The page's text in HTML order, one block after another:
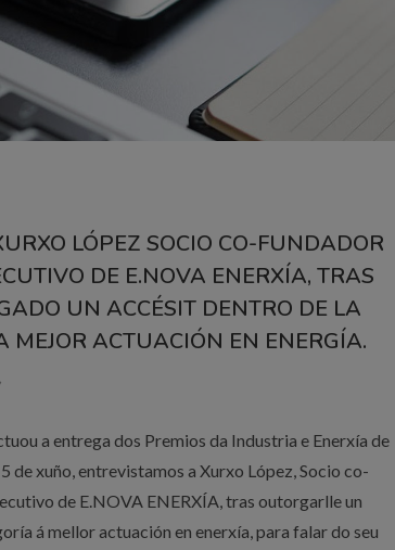
LÓPEZ SOCIO CO-FUNDADOR
DE E.NOVA ENERXÍA, TRAS
UN ACCÉSIT DENTRO DE LA
MEJOR ACTUACIÓN EN ENERGÍA.
a entrega dos Premios da Industria e Enerxía de
de xuño, entrevistamos a Xurxo López, Socio co-
de E.NOVA ENERXÍA, tras outorgarlle un
á mellor actuación en enerxía, para falar do seu